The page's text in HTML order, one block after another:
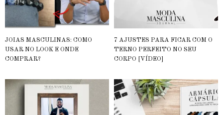
JOIAS MASCULINAS: COMO
USAR NO LOOK E ONDE
COMPRAR?
7 AJUSTES PARA FICAR COM O
TERNO PERFEITO NO SEU
CORPO [VÍDEO]